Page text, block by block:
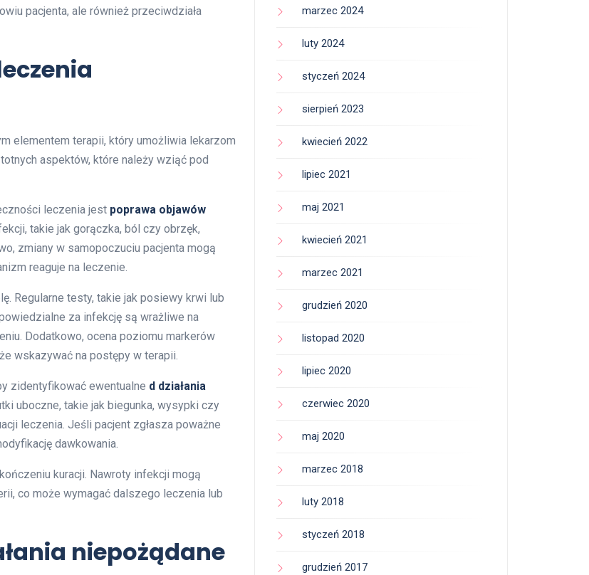
pacjenta, ale również przeciwdziała
elementem terapii, który umożliwia lekarzom
aspektów, które należy wziąć pod
leczenia jest poprawa objawów
takie jak gorączka, ból czy obrzęk,
zmiany w samopoczuciu pacjenta mogą
reaguje na leczenie.
Regularne testy, takie jak posiewy krwi lub
za infekcję są wrażliwe na
Dodatkowo, ocena poziomu markerów
wskazywać na postępy w terapii.
zidentyfikować ewentualne d działania
uboczne, takie jak biegunka, wysypki czy
leczenia. Jeśli pacjent zgłasza poważne
dawkowania.
kuracji. Nawroty infekcji mogą
co może wymagać dalszego leczenia lub
niepożądane
marzec 2024
luty 2024
styczeń 2024
sierpień 2023
kwiecień 2022
lipiec 2021
maj 2021
kwiecień 2021
marzec 2021
grudzień 2020
listopad 2020
lipiec 2020
czerwiec 2020
maj 2020
marzec 2018
luty 2018
styczeń 2018
grudzień 2017